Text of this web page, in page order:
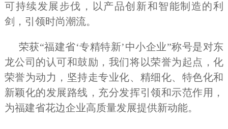
可持续发展步伐，以产品创新和智能制造的利
剑，引领时尚潮流。
荣获“福建省‘专精特新’中小企业”称号是对东
龙公司的认可和鼓励，我们将以荣誉为起点，化
荣誉为动力，坚持走专业化、精细化、特色化和
新颖化的发展路线，充分发挥引领和示范作用，
为福建省花边企业高质量发展提供新动能。